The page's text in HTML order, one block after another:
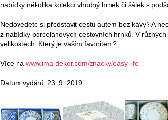
nabídky několika kolekcí vhodný hrnek či šálek s
Nedovedete si představit cestu autem bez kávy? A
z nabídky porcelánových cestovních hrnků. V
velikostech. Který je vaším favoritem?
Více na www.ima-dekor.com/znacky/easy-life
Datum vydání: 23. 9. 2019